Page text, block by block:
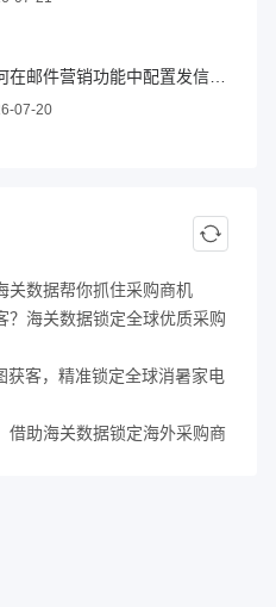
07-20
关数据帮你抓住采购商机
？海关数据锁定全球优质采购
获客，精准锁定全球消暑家电
借助海关数据锁定海外采购商